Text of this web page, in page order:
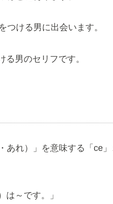
つける男に出会います。
る男のセリフです。
あれ）」を意味する「ce
は～です。」